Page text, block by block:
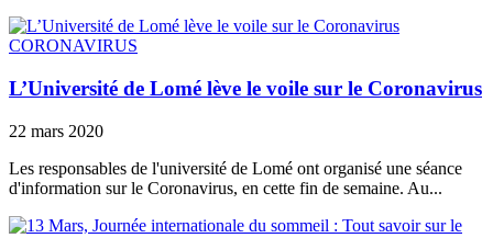
CORONAVIRUS
L’Université de Lomé lève le voile sur le Coronavirus
22 mars 2020
Les responsables de l'université de Lomé ont organisé une séance
d'information sur le Coronavirus, en cette fin de semaine. Au...